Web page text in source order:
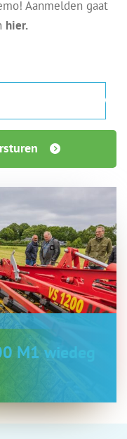
Aanmelden gaat
hier.
M1 wiedeg